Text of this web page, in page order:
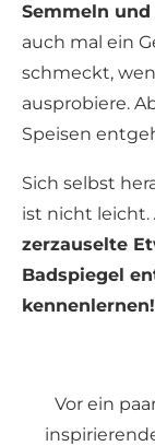
Semmeln
auch mal ein
schmeckt,
ausprobiere.
Speisen
Sich selbst
ist nicht leicht.
zerzauselte
Badspiegel
kennenlernen!
Vor ein